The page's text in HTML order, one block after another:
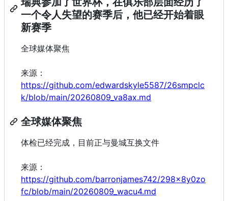
一个令人失望的赛季后，他已经开始着眼
新赛季
全球媒体聚焦
来源：
https://github.com/edwardskyle5587/26smpclc
k/blob/main/20260809_va8ax.md
全球媒体聚焦
体检已经完成，目前正与曼城互换文件
来源：
https://github.com/barronjames742/298x8y0zo
fc/blob/main/20260809_wacu4.md